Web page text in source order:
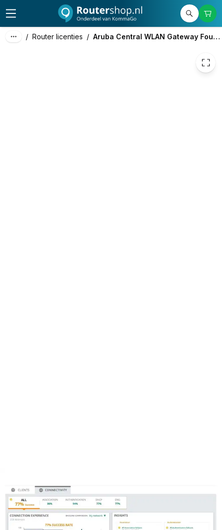
/ Router licenties / Aruba Central WLAN Gateway Foundation
excl. btw
incl. btw